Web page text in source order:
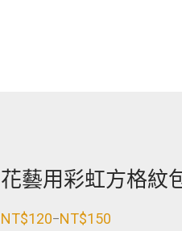
花藝用彩虹方格紋
NT$120–NT$150
價